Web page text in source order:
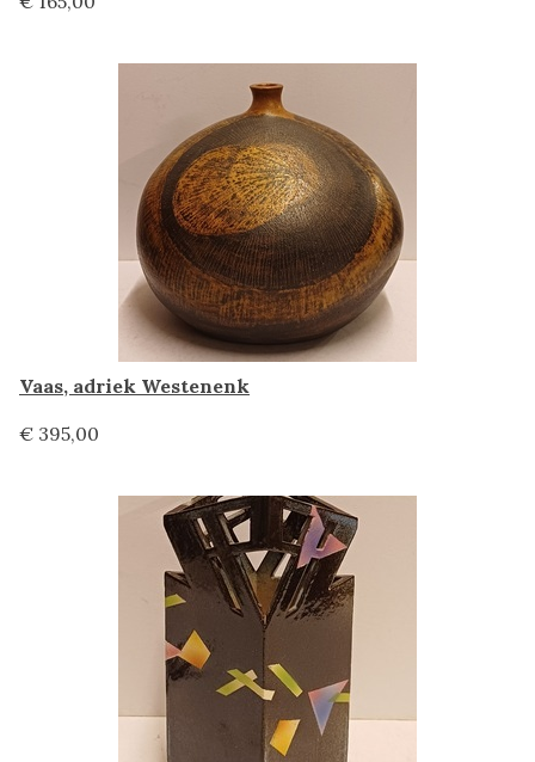
Vaas, adriek Westenenk
€ 395,00